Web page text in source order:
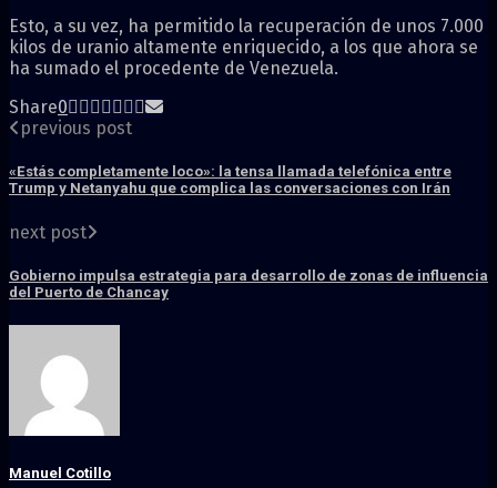
Esto, a su vez, ha permitido la recuperación de unos 7.000
kilos de uranio altamente enriquecido, a los que ahora se
ha sumado el procedente de Venezuela.
Share0
previous post
«Estás completamente loco»: la tensa llamada telefónica entre
Trump y Netanyahu que complica las conversaciones con Irán
next post
Gobierno impulsa estrategia para desarrollo de zonas de influencia
del Puerto de Chancay
Manuel Cotillo